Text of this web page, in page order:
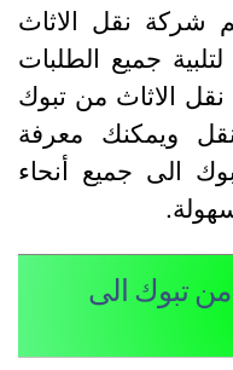
نقل الاثاث
: 0542609437، لتلبية جميع الطلبات
الاثاث من تبوك
ويمكنك معرفة
الى جميع أنحاء
تبوك الى